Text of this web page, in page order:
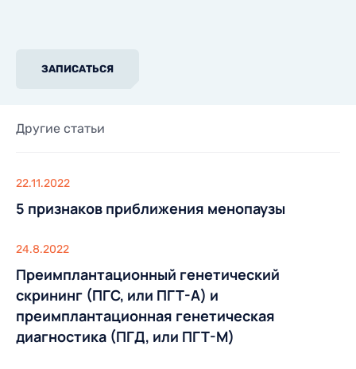
ЗАПИСАТЬСЯ
Другие статьи
22.11.2022
5 признаков приближения менопаузы
24.8.2022
Преимплантационный генетический
скрининг (ПГС, или ПГТ-А) и
преимплантационная генетическая
диагностика (ПГД, или ПГТ-М)